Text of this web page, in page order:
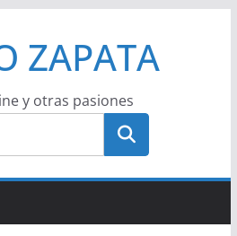
ZAPATA
y otras pasiones